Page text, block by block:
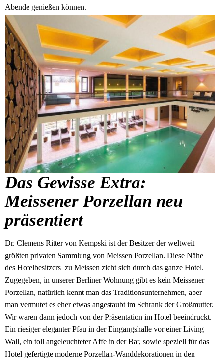
Abende genießen können.
Das Gewisse Extra:
Meissener Porzellan neu
präsentiert
Dr. Clemens Ritter von Kempski ist der Besitzer der weltweit
größten privaten Sammlung von Meissen Porzellan. Diese Nähe
des Hotelbesitzers zu Meissen zieht sich durch das ganze Hotel.
Zugegeben, in unserer Berliner Wohnung gibt es kein Meissener
Porzellan, natürlich kennt man das Traditionsunternehmen, aber
man vermutet es eher etwas angestaubt im Schrank der Großmutter.
Wir waren dann jedoch von der Präsentation im Hotel beeindruckt.
Ein riesiger eleganter Pfau in der Eingangshalle vor einer Living
Wall, ein toll angeleuchteter Affe in der Bar, sowie speziell für das
Hotel gefertigte moderne Porzellan-Wanddekorationen in den